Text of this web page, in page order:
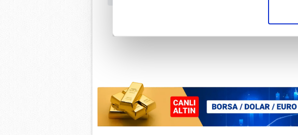
Her halükârda, kullanıcılar, bu çerezlere izin
reklam/pazarlama faaliyetlerinin yapılması,
Çerezlere ilişkin tercihlerinizi aşağıda yer alan
butonuna tıklayabilir,
Çerez Bilgilendirme